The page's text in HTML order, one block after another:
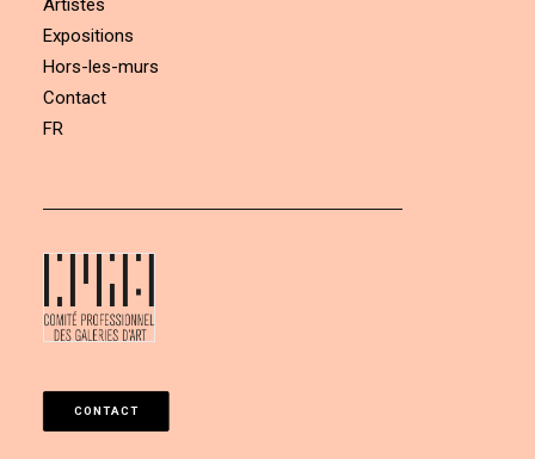
Artistes
Expositions
Hors-les-murs
Contact
FR
CONTACT